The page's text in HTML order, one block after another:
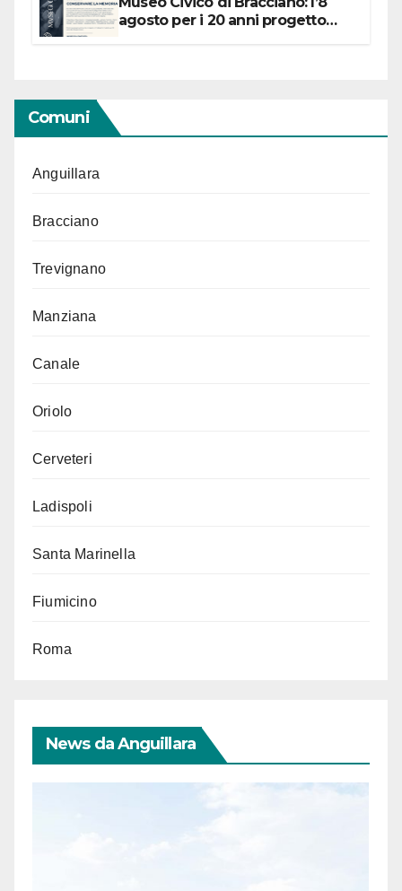
agosto per i 20 anni progetto
Comuni
Anguillara
Bracciano
Trevignano
Manziana
Canale
Oriolo
Cerveteri
Ladispoli
Santa Marinella
Fiumicino
Roma
News da Anguillara